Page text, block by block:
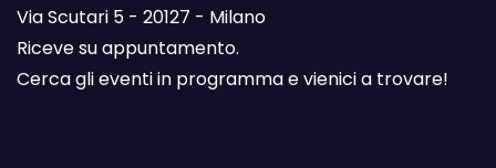
Via Scutari 5 - 20127 - Milano
Riceve su appuntamento.
Cerca gli eventi in programma e vienici a trovare!